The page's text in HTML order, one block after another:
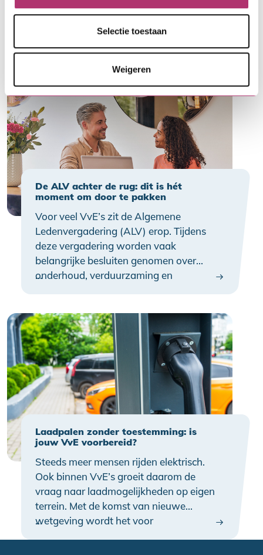
Selectie toestaan
Weigeren
sociale huur en middenhuur is er ook
betaalbare koop; woningen die binnen
verkocht en waarbij speculatie wordt
De ALV achter de rug: dit is hét
moment om door te pakken
Voor veel VvE’s zit de Algemene
Ledenvergadering (ALV) erop. Tijdens
deze vergadering worden vaak
belangrijke besluiten genomen over
onderhoud, verduurzaming en
volgende stap. Juist de zomerperiode is
een goed moment om door te pakken.
…
Laadpalen zonder toestemming: is
jouw VvE voorbereid?
Steeds meer mensen rijden elektrisch.
Ook binnen VvE’s groeit daarom de
vraag naar laadmogelijkheden op eigen
terrein. Met de komst van nieuwe
wetgeving wordt het voor
…